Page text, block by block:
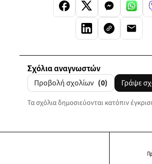
Σχόλια αναγνωστών
Προβολή σχολίων (0) Γράψε
Τα σχόλια δημοσιεύονται κατόπιν